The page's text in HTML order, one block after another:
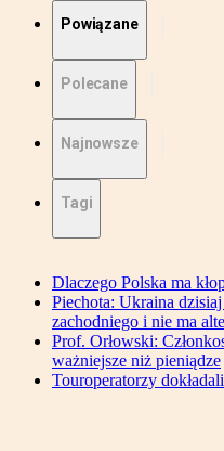
Powiązane
Polecane
Najnowsze
Tagi
Dlaczego Polska ma
Piechota: Ukraina
zachodniego i nie ma
Prof. Orłowski:
ważniejsze niż pieniądze
Touroperatorzy